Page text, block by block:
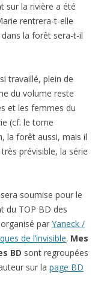
sur la rivière a été
rentrera-t-elle
la forêt sera-t-il
travaillé, plein de
du volume reste
et les femmes du
(cf. le tome
la forêt aussi, mais il
prévisible, la série
soumise pour le
du TOP BD des
par Yaneck /
de l’invisible. Mes
BD sont regroupées
sur la page BD